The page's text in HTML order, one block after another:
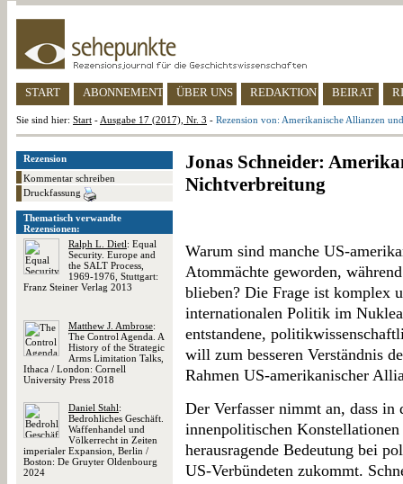
START ABONNEMENT ÜBER UNS REDAKTION BEIRAT
Sie sind hier: Start - Ausgabe 17 (2017), Nr. 3 - Rezension von: Amerikanische Allianzen
Rezension
Kommentar schreiben
Druckfassung
Thematisch verwandte
Rezensionen:
Ralph L. Dietl: Equal
Security. Europe and
the SALT Process,
1969-1976, Stuttgart:
Franz Steiner Verlag 2013
Matthew J. Ambrose:
The Control Agenda. A
History of the Strategic
Arms Limitation Talks,
Ithaca / London: Cornell
University Press 2018
Daniel Stahl:
Bedrohliches Geschäft.
Waffenhandel und
Völkerrecht in Zeiten
imperialer Expansion, Berlin /
Boston: De Gruyter Oldenbourg
2024
Jonas Schneider:
Nichtverbreitung
Warum sind manche US-
Atommächte geworden,
blieben? Die Frage ist komplex
internationalen Politik im
entstandene,
will zum besseren Verständnis
Rahmen US-amerikanischer
Der Verfasser nimmt an, dass
innenpolitischen
herausragende Bedeutung bei
US-Verbündeten zukommt.